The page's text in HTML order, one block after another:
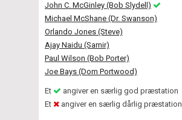
John C. McGinley (Bob Slydell)
Michael McShane (Dr. Swanson)
Orlando Jones (Steve)
Ajay Naidu (Samir)
Paul Wilson (Bob Porter)
Joe Bays (Dom Portwood)
Et
angiver en særlig god præstation
Et
angiver en særlig dårlig præstation